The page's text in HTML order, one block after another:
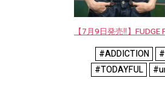
【7月9日発売‼︎】
#ADDICTION
#TODAYFUL